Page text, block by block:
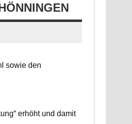
sowie den
erhöht und damit